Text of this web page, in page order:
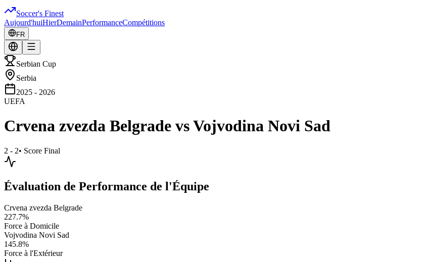
Soccer's Finest
Aujourd'huiHierDemainPerformanceCompétitions
FR
Serbian Cup
Serbia
2025 - 2026
UEFA
Crvena zvezda Belgrade vsVojvodina Novi Sad
2 - 2• Score Final
Évaluation de Performance de l'Équipe
Crvena zvezda Belgrade
227.7%
Force à Domicile
Vojvodina Novi Sad
145.8%
Force à l'Extérieur